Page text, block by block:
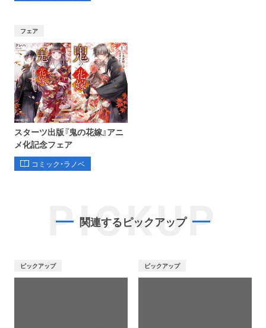
フェア
スターツ出版『鬼の花嫁』アニ
メ化記念フェア
コミック・ラノベ
PICKUP
関連するピックアップ
ピックアップ ピックアップ